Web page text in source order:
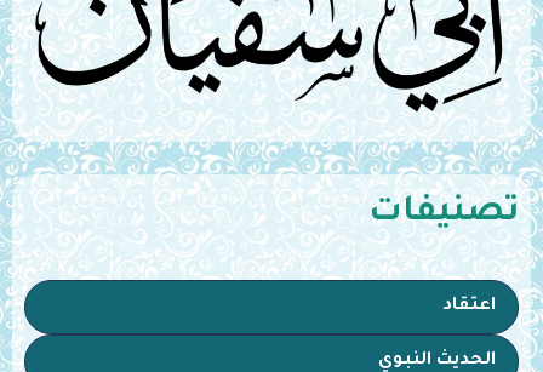
تصنيفات
اعتقاد
الحديث النبوي